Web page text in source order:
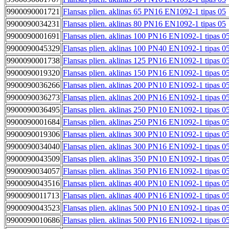
9900090001721 Flansas plien. aklinas 65 PN16 EN1092-1 tipas 05
9900090034231 Flansas plien. aklinas 80 PN16 EN1092-1 tipas 05
9900090001691 Flansas plien. aklinas 100 PN16 EN1092-1 tipas
9900090045329 Flansas plien. aklinas 100 PN40 EN1092-1 tipas
9900090001738 Flansas plien. aklinas 125 PN16 EN1092-1 tipas
9900090019320 Flansas plien. aklinas 150 PN16 EN1092-1 tipas
9900090036266 Flansas plien. aklinas 200 PN10 EN1092-1 tipas
9900090036273 Flansas plien. aklinas 200 PN16 EN1092-1 tipas
9900090036495 Flansas plien. aklinas 250 PN10 EN1092-1 tipas
9900090001684 Flansas plien. aklinas 250 PN16 EN1092-1 tipas
9900090019306 Flansas plien. aklinas 300 PN10 EN1092-1 tipas
9900090034040 Flansas plien. aklinas 300 PN16 EN1092-1 tipas
9900090043509 Flansas plien. aklinas 350 PN10 EN1092-1 tipas
9900090034057 Flansas plien. aklinas 350 PN16 EN1092-1 tipas
9900090043516 Flansas plien. aklinas 400 PN10 EN1092-1 tipas
9900090011713 Flansas plien. aklinas 400 PN16 EN1092-1 tipas
9900090043523 Flansas plien. aklinas 500 PN10 EN1092-1 tipas
9900090010686 Flansas plien. aklinas 500 PN16 EN1092-1 tipas